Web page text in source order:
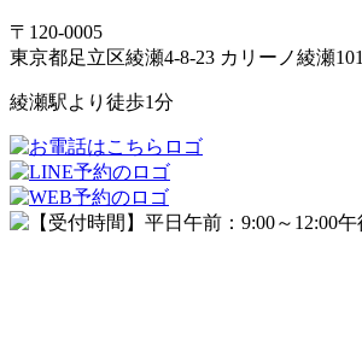
〒120-0005
東京都足立区綾瀬4-8-23 カリーノ綾瀬101
綾瀬駅より徒歩1分